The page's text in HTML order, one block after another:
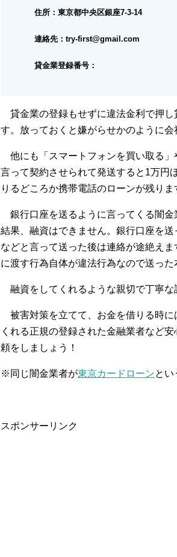
住所：東京都中央区銀座7-3-14
連絡先：try-first@gmail.com
貸金業登録番号：
貸金業の登録もせずに違法金利で押し
す。放っておくと嫌がらせかのように
他にも「スマートフォンを買い取る」
言って契約させられて発送すると1万円
りるどころか携帯電話のローンが残りま
銀行口座を送るように言ってくる闇金
結果、融資はできません。銀行口座を
などと言って送った後は連絡が途絶え
に渡す行為自体が違法行為なので送った
融資をしてくれるような親切で丁寧な
被害対策を立てて、お金を借りる時に
くれる正規の登録された金融業者など
頼をしましょう！
※同じ闇金業者が東京カードローンとい
スポンサーリンク